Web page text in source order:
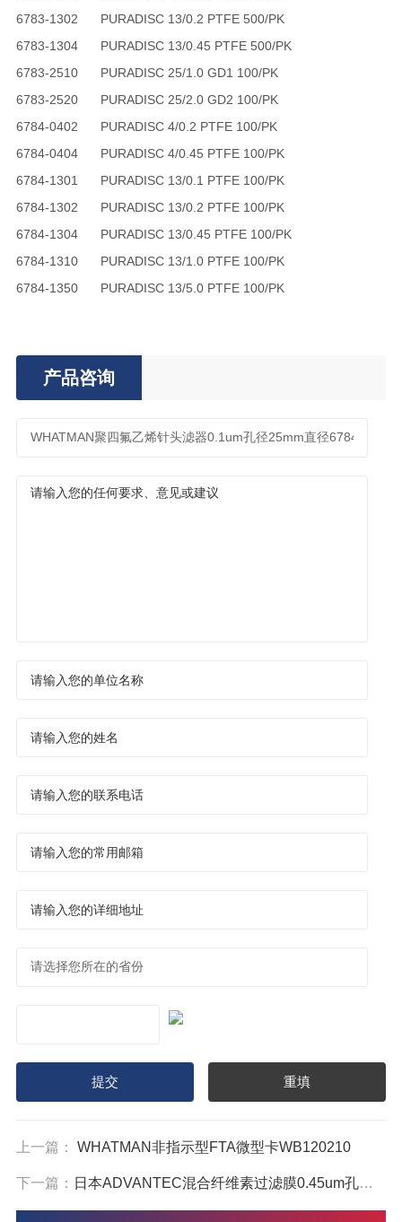
6783-1302
PURADISC 13/0.2 PTFE 500/PK
6783-1304
PURADISC 13/0.45 PTFE 500/PK
6783-2510
PURADISC 25/1.0 GD1 100/PK
6783-2520
PURADISC 25/2.0 GD2 100/PK
6784-0402
PURADISC 4/0.2 PTFE 100/PK
6784-0404
PURADISC 4/0.45 PTFE 100/PK
6784-1301
PURADISC 13/0.1 PTFE 100/PK
6784-1302
PURADISC 13/0.2 PTFE 100/PK
6784-1304
PURADISC 13/0.45 PTFE 100/PK
6784-1310
PURADISC 13/1.0 PTFE 100/PK
6784-1350
PURADISC 13/5.0 PTFE 100/PK
产品咨询
上一篇： WHATMAN非指示型FTA微型卡WB120210
下一篇： 日本ADVANTEC混合纤维素过滤膜0.45um孔径25mm直径A045A025A